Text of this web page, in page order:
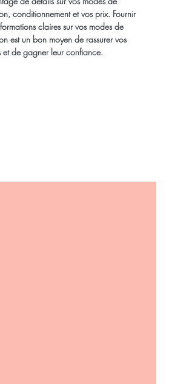
conditionnement et vos prix. Fournir
claires sur vos modes de
est un bon moyen de rassurer vos
et de gagner leur confiance.